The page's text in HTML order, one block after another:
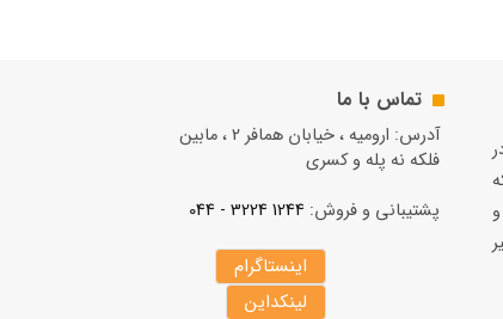
تماس با ما
آدرس: ارومیه ، خیابان همافر 2 ، مابين
فلكه نه پله و کسری
پشتیبانی و فروش: 1244 3224 - 044
اینستاگرام
لینکداین